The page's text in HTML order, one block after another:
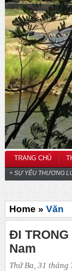
TRANG CHỦ
+ SỰ YÊU THƯƠNG
Home » Văn
ĐI
Nam
Thứ Ba, 31 tháng